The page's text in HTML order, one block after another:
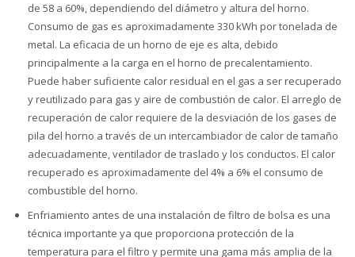
de 58 a 60%, dependiendo del diámetro y altura del horno.
Consumo de gas es aproximadamente 330 kWh por tonelada de
metal. La eficacia de un horno de eje es alta, debido
principalmente a la carga en el horno de precalentamiento.
Puede haber suficiente calor residual en el gas a ser recuperado
y reutilizado para gas y aire de combustión de calor. El arreglo de
recuperación de calor requiere de la desviación de los gases de
pila del horno a través de un intercambiador de calor de tamaño
adecuadamente, ventilador de traslado y los conductos. El calor
recuperado es aproximadamente del 4% a 6% el consumo de
combustible del horno.
Enfriamiento antes de una instalación de filtro de bolsa es una
técnica importante ya que proporciona protección de la
temperatura para el filtro y permite una gama más amplia de la